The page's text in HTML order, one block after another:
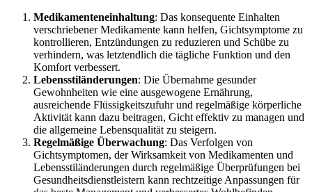
Medikamenteneinhaltung: Das konsequente Einhalten
verschriebener Medikamente kann helfen, Gichtsymptome zu
kontrollieren, Entzündungen zu reduzieren und Schübe zu
verhindern, was letztendlich die tägliche Funktion und den
Komfort verbessert.
Lebensstiländerungen: Die Übernahme gesunder
Gewohnheiten wie eine ausgewogene Ernährung,
ausreichende Flüssigkeitszufuhr und regelmäßige körperliche
Aktivität kann dazu beitragen, Gicht effektiv zu managen und
die allgemeine Lebensqualität zu steigern.
Regelmäßige Überwachung: Das Verfolgen von
Gichtsymptomen, der Wirksamkeit von Medikamenten und
Lebensstiländerungen durch regelmäßige Überprüfungen bei
Gesundheitsdienstleistern kann rechtzeitige Anpassungen für